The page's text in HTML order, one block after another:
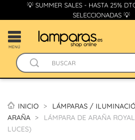
💡 SUMMER SALES - HASTA 25%
SELECCIONADAS 💡
MENÚ
INICIO LÁMPARAS /
ARAÑA
LÁMPARA DE ARAÑA
LUCES)